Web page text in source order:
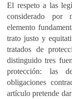
El respeto a las
considerado por
elemento
trato justo y
tratados de
distinguido tres
protección: las
obligaciones
artículo pretende